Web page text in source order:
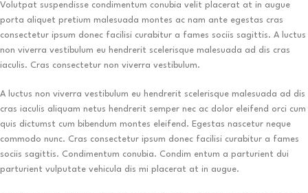
Volutpat suspendisse condimentum conubia velit placerat at in augue
porta aliquet pretium malesuada montes ac nam ante egestas cras
consectetur ipsum donec facilisi curabitur a fames sociis sagittis. A luctus
non viverra vestibulum eu hendrerit scelerisque malesuada ad dis cras
iaculis. Cras consectetur non viverra vestibulum.
A luctus non viverra vestibulum eu hendrerit scelerisque malesuada ad dis
cras iaculis aliquam netus hendrerit semper nec ac dolor eleifend orci cum
quis dictumst cum bibendum montes eleifend. Egestas nascetur neque
commodo nunc. Cras consectetur ipsum donec facilisi curabitur a fames
sociis sagittis. Condimentum conubia. Condim entum a parturient dui
parturient vulputate vehicula dis mi placerat at in augue.